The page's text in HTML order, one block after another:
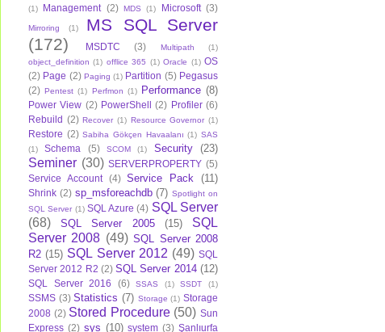
(1)
Management (2) MDS (1) Microsoft (3)
Mirroring (1)
MS SQL Server
(172)
MSDTC (3) Multipath
(1)
object_definition (1) offlice 365 (1) Oracle (1) OS
(2) Page (2) Paging (1) Partition (5) Pegasus
(2) Pentest (1) Perfmon (1) Performance (8)
Power View (2) PowerShell (2) Profiler (6)
Rebuild (2) Recover (1) Resource Governor (1)
Restore (2) Sabiha Gökçen Havaalanı (1) SAS
(1)
Schema (5) SCOM (1) Security (23)
Seminer (30) SERVERPROPERTY (5)
Service Account
(4) Service Pack (11)
Shrink (2) sp_msforeachdb (7) Spotlight on
SQL Server (1) SQL Azure (4) SQL Server
(68)
SQL Server 2005 (15)
SQL
Server 2008 (49) SQL Server 2008
R2 (15) SQL Server 2012 (49) SQL
Server 2012 R2 (2) SQL Server 2014 (12)
SQL Server 2016 (6) SSAS (1) SSDT (1)
SSMS (3) Statistics (7) Storage (1) Storage
2008 (2) Stored Procedure (50) Sun
Express (2) sys (10) system (3) Şanlıurfa